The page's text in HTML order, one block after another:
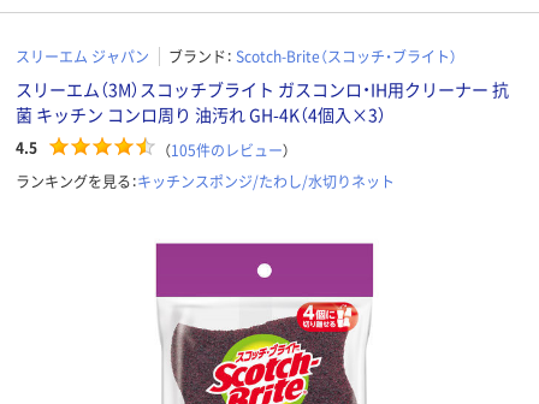
スリーエム ジャパン ブランド： Scotch-Brite（スコッチ・ブライト）
スリーエム（3M）スコッチブライト ガスコンロ・IH用クリーナー 抗
菌 キッチン コンロ周り 油汚れ GH-4K（4個入×3）
4.5 （105件のレビュー）
ランキングを見る：キッチンスポンジ/たわし/水切りネット